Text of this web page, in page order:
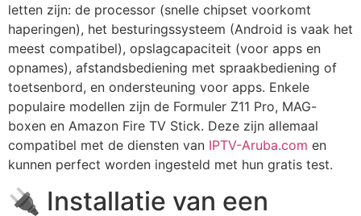
letten zijn: de processor (snelle chipset voorkomt
haperingen), het besturingssysteem (Android is vaak het
meest compatibel), opslagcapaciteit (voor apps en
opnames), afstandsbediening met spraakbediening of
toetsenbord, en ondersteuning voor apps. Enkele
populaire modellen zijn de Formuler Z11 Pro, MAG-
boxen en Amazon Fire TV Stick. Deze zijn allemaal
compatibel met de diensten van IPTV-Aruba.com en
kunnen perfect worden ingesteld met hun gratis test.
🔌 Installatie van een